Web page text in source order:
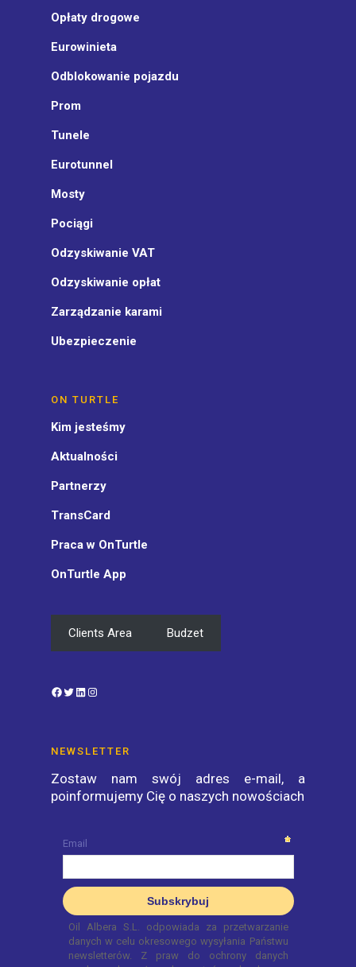
Opłaty drogowe
Eurowinieta
Odblokowanie pojazdu
Prom
Tunele
Eurotunnel
Mosty
Pociągi
Odzyskiwanie VAT
Odzyskiwanie opłat
Zarządzanie karami
Ubezpieczenie
ON TURTLE
Kim jesteśmy
Aktualności
Partnerzy
TransCard
Praca w OnTurtle
OnTurtle App
Clients Area Budzet
Facebook
TwitterLinkedIn
NEWSLETTER
Zostaw nam swój adres e-mail, a
poinformujemy Cię o naszych nowościach